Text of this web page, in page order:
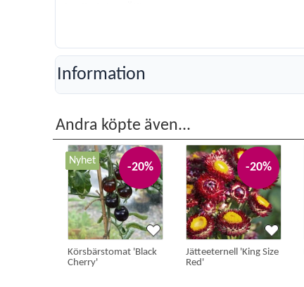
Information
Andra köpte även...
-20%
Nyhet
Körsbärstomat 'Black
Cherry'
-20%
Jätteeternell 'King Size
Red'